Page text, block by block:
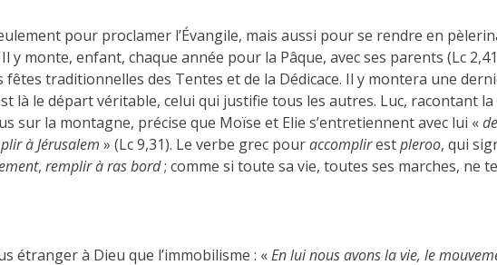
pour proclamer l’Évangile, mais aussi pour se rendre en
y monte, enfant, chaque année pour la Pâque, avec ses parents (Lc
traditionnelles des Tentes et de la Dédicace. Il y montera une
là le départ véritable, celui qui justifie tous les autres. Luc, racontant la
sur la montagne, précise que Moïse et Elie s’entretiennent avec lui «
à Jérusalem » (Lc 9,31). Le verbe grec pouraccomplirestpleroo, qui
, remplir à ras bord; comme si toute sa vie, toutes ses marches, ne
étranger à Dieu que l’immobilisme : «En lui nous avons la vie, le